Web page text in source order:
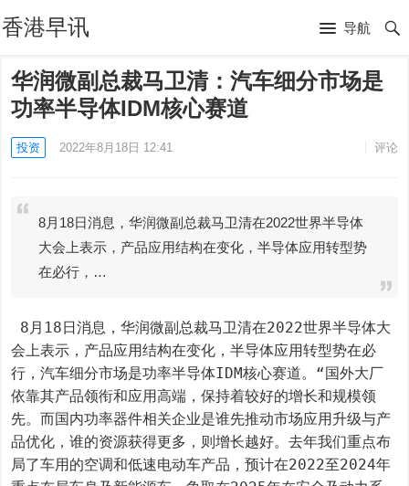
香港早讯 导航
华润微副总裁马卫清：汽车细分市场是
功率半导体IDM核心赛道
投资 2022年8月18日 12:41 评论
8月18日消息，华润微副总裁马卫清在2022世界半导体
大会上表示，产品应用结构在变化，半导体应用转型势
在必行，…
会上表示，产品应用结构在变化，半导体应用转型势在必
行，汽车细分市场是功率半导体IDM核心赛道。“国外大厂
依靠其产品领衔和应用高端，保持着较好的增长和规模领
先。而国内功率器件相关企业是谁先推动市场应用升级与产
品优化，谁的资源获得更多，则增长越好。去年我们重点布
局了车用的空调和低速电动车产品，预计在2022至2024年